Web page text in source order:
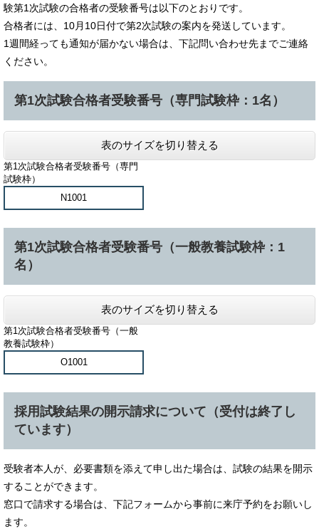
験第1次試験の合格者の受験番号は以下のとおりです。
合格者には、10月10日付で第2次試験の案内を発送しています。
1週間経っても通知が届かない場合は、下記問い合わせ先までご連絡
ください。
第1次試験合格者受験番号（専門試験枠：1名）
表のサイズを切り替える
第1次試験合格者受験番号（専門
試験枠）
N1001
第1次試験合格者受験番号（一般教養試験枠：1
名）
表のサイズを切り替える
第1次試験合格者受験番号（一般
教養試験枠）
O1001
採用試験結果の開示請求について（受付は終了し
ています）
受験者本人が、必要書類を添えて申し出た場合は、試験の結果を開示
することができます。
窓口で請求する場合は、下記フォームから事前に来庁予約をお願いし
ます。